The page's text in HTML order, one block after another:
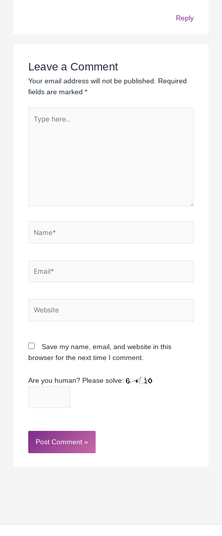
Reply
Leave a Comment
Your email address will not be published.
Required
fields are marked *
here..
Save my name, email, and website in this
browser for the next time I comment.
Are you human? Please solve: